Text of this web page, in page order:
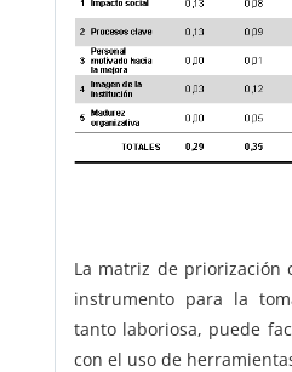
La matriz de priorización
instrumento para la
tanto laboriosa, puede
con el uso de